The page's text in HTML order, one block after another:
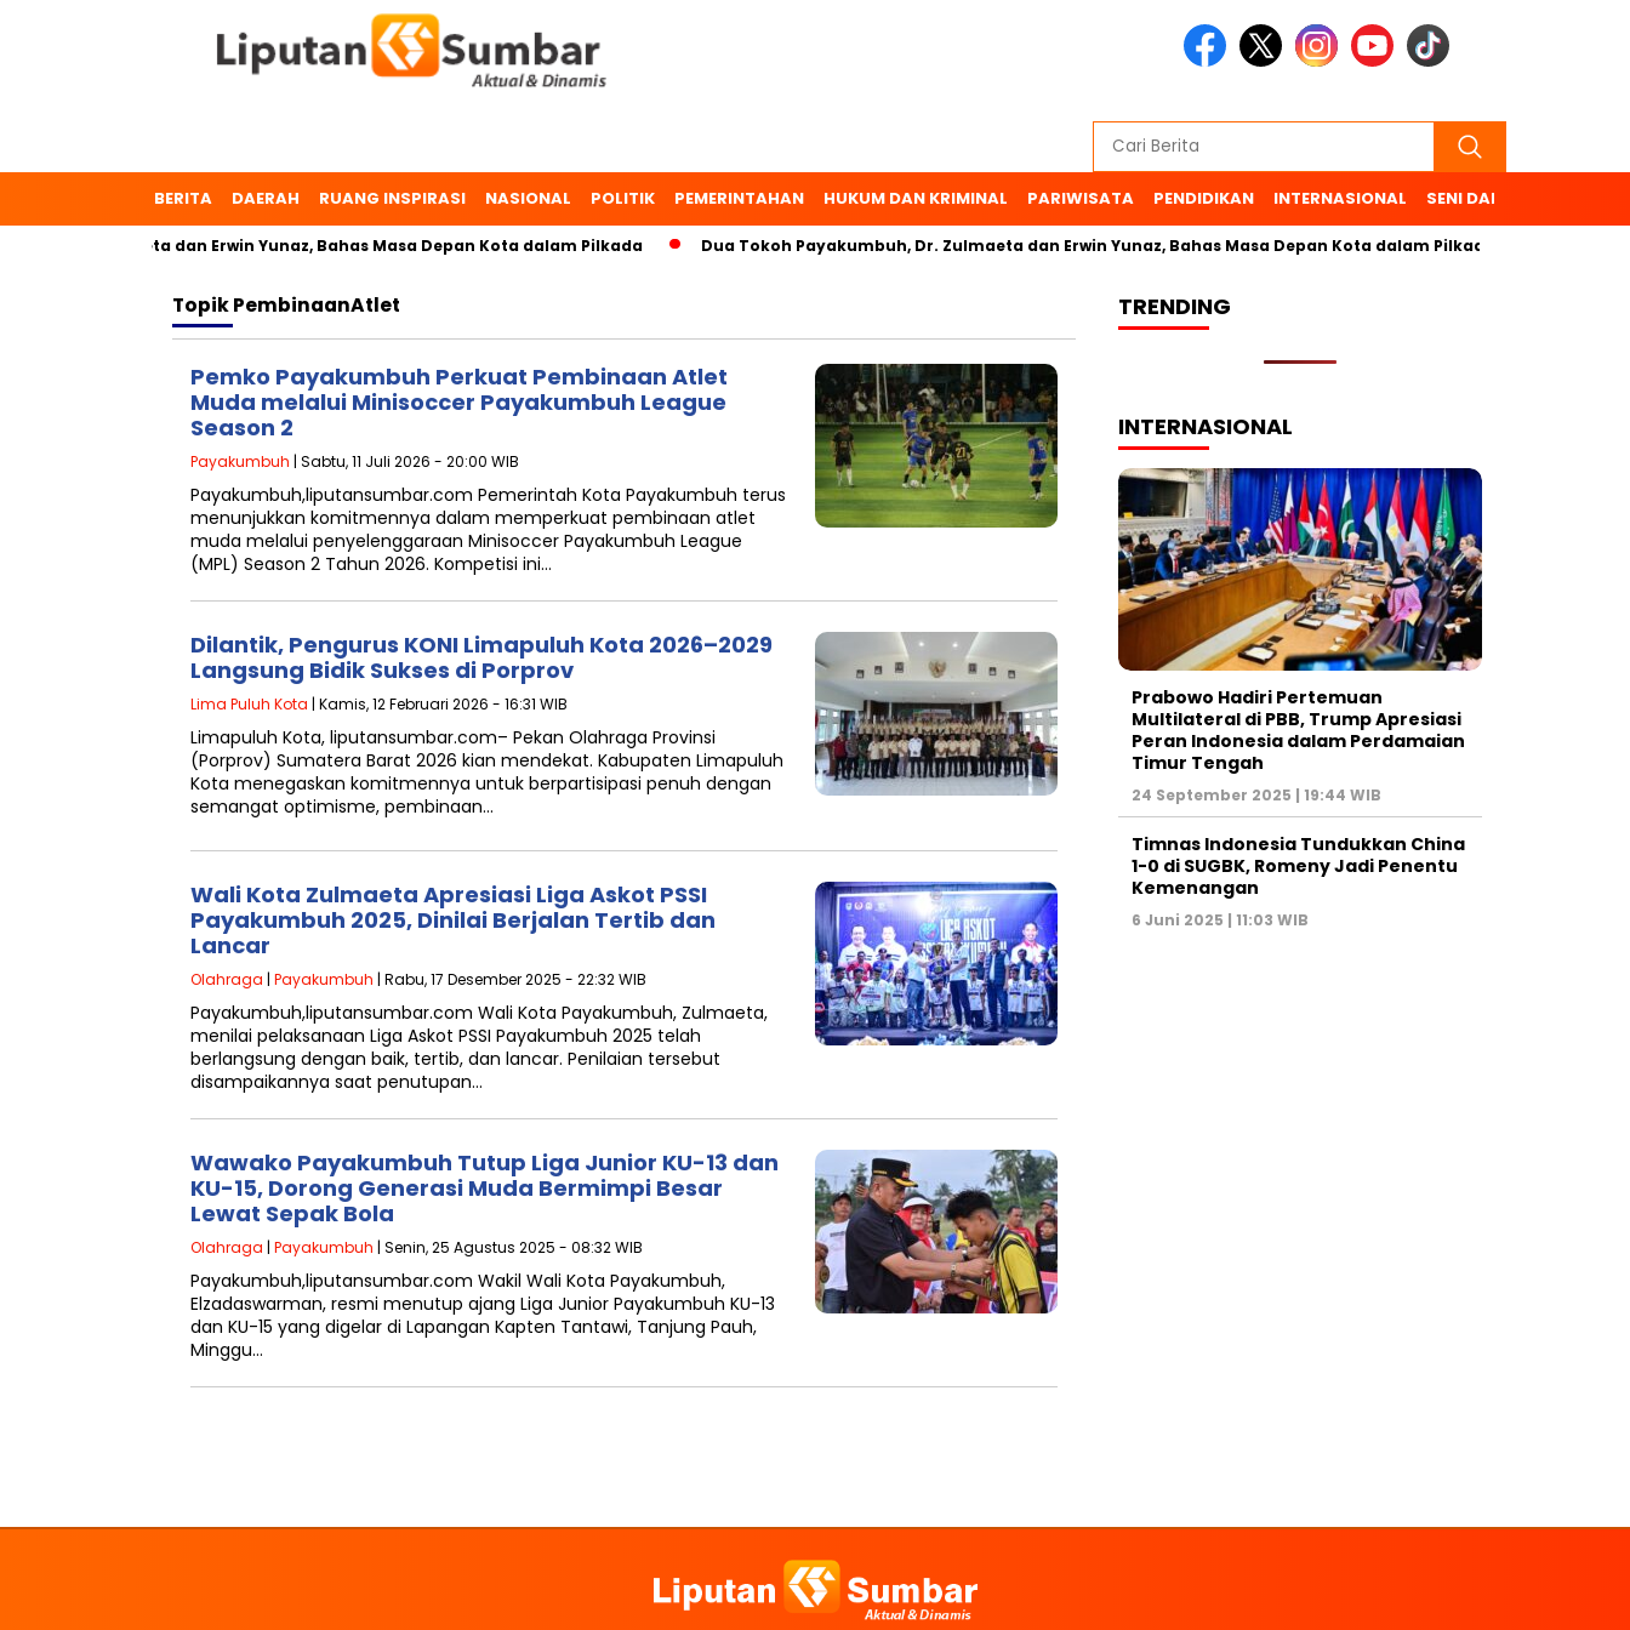
BERITA DAERAH RUANG INSPIRASI NASIONAL POLITIK PEMERINTAHAN HUKUM DAN KRIMINAL PARIWISATA PENDIDIKAN INTERNASIONAL SENI DAN BUDAYA
Dr. Zulmaeta dan Erwin Yunaz, Bahas Masa Depan Kota dalam Pilkada Dua Tokoh Payakumbuh, Dr. Zulmaeta dan Erwin Yunaz, Bahas Masa Depan Kota dalam Pilkada
TopikPembinaanAtlet
Pemko Payakumbuh Perkuat Pembinaan Atlet
Muda melalui Minisoccer Payakumbuh League
Season 2
Payakumbuh | Sabtu, 11 Juli 2026 - 20:00 WIB
Payakumbuh,liputansumbar.com Pemerintah Kota Payakumbuh terus
menunjukkan komitmennya dalam memperkuat pembinaan atlet
muda melalui penyelenggaraan Minisoccer Payakumbuh League
(MPL) Season 2 Tahun 2026. Kompetisi ini…
Dilantik, Pengurus KONI Limapuluh Kota 2026–2029
Langsung Bidik Sukses di Porprov
Lima Puluh Kota | Kamis, 12 Februari 2026 - 16:31 WIB
Limapuluh Kota, liputansumbar.com– Pekan Olahraga Provinsi
(Porprov) Sumatera Barat 2026 kian mendekat. Kabupaten Limapuluh
Kota menegaskan komitmennya untuk berpartisipasi penuh dengan
semangat optimisme, pembinaan…
Wali Kota Zulmaeta Apresiasi Liga Askot PSSI
Payakumbuh 2025, Dinilai Berjalan Tertib dan
Lancar
Olahraga | Payakumbuh | Rabu, 17 Desember 2025 - 22:32 WIB
Payakumbuh,liputansumbar.com Wali Kota Payakumbuh, Zulmaeta,
menilai pelaksanaan Liga Askot PSSI Payakumbuh 2025 telah
berlangsung dengan baik, tertib, dan lancar. Penilaian tersebut
disampaikannya saat penutupan…
Wawako Payakumbuh Tutup Liga Junior KU-13 dan
KU-15, Dorong Generasi Muda Bermimpi Besar
Lewat Sepak Bola
Olahraga | Payakumbuh | Senin, 25 Agustus 2025 - 08:32 WIB
Payakumbuh,liputansumbar.com Wakil Wali Kota Payakumbuh,
Elzadaswarman, resmi menutup ajang Liga Junior Payakumbuh KU-13
dan KU-15 yang digelar di Lapangan Kapten Tantawi, Tanjung Pauh,
Minggu…
TRENDING
INTERNASIONAL
Prabowo Hadiri Pertemuan
Multilateral di PBB, Trump Apresiasi
Peran Indonesia dalam Perdamaian
Timur Tengah
24 September 2025 | 19:44 WIB
Timnas Indonesia Tundukkan China
1-0 di SUGBK, Romeny Jadi Penentu
Kemenangan
6 Juni 2025 | 11:03 WIB